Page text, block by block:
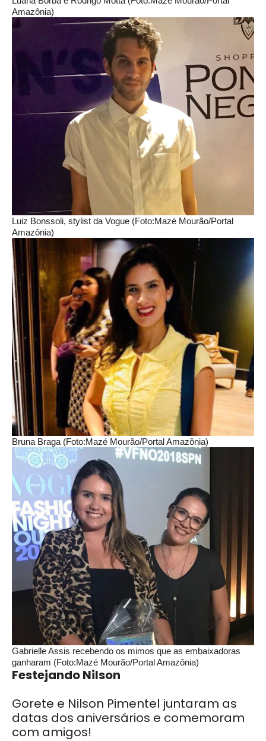
Amazônia)
Luiz Bonssoli, stylist da Vogue (Foto:Mazé Mourão/Portal
Amazônia)
Bruna Braga (Foto:Mazé Mourão/Portal Amazônia)
Gabrielle Assis recebendo os mimos que as embaixadoras
ganharam (Foto:Mazé Mourão/Portal Amazônia)
Festejando Nilson
Gorete e Nilson Pimentel juntaram as
datas dos aniversários e comemoram
com amigos!